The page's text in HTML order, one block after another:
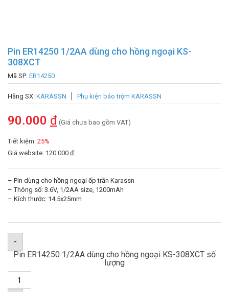
Pin ER14250 1/2AA dùng cho hồng ngoại KS-
308XCT
Mã SP: ER14250
Hãng SX: KARASSN Phụ kiện báo trộm KARASSN
90.000 đ (Giá chưa bao gồm VAT)
Tiết kiệm: 25%
Giá website: 120.000 đ
– Pin dùng cho hồng ngoại ốp trần Karassn
– Thông số: 3.6V, 1/2AA size, 1200mAh
– Kích thước: 14.5x25mm
-
Pin ER14250 1/2AA dùng cho hồng ngoại KS-308XCT số
lượng